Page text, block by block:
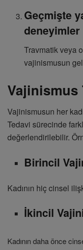
Geçmişte
deneyimler
Travmatik veya
vajinismusun
Vajinismus
Vajinismusun her
Tedavi sürecinde
değerlendirilebilir.
Birincil
Kadının hiç cinsel
İkincil
Kadının daha önce